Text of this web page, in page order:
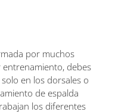
por muchos
debes
en los dorsales o
de espalda
los diferentes